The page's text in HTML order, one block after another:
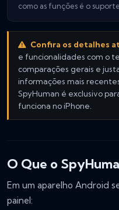
como as funções é o
Confira os detalhes
e funcionalidades com o
comparações gerais e
informações mais
SpyHuman é exclusivo
funciona no iPhone.
O Que o
Em um aparelho Android
painel: